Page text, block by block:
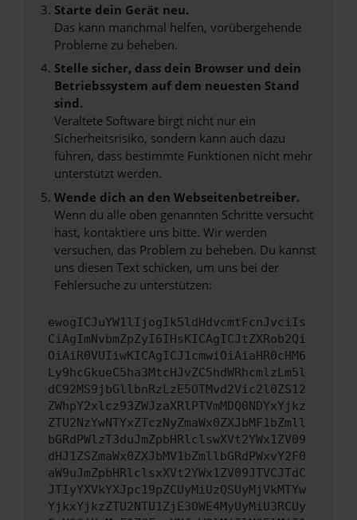
Starte dein Gerät neu.
Das kann manchmal helfen, vorübergehende
Probleme zu beheben.
Stelle sicher, dass dein Browser und dein
Betriebssystem auf dem neuesten Stand
sind.
Veraltete Software birgt nicht nur ein
Sicherheitsrisiko, sondern kann auch dazu
führen, dass bestimmte Funktionen nicht mehr
unterstützt werden.
Wende dich an den Webseitenbetreiber.
Wenn du alle oben genannten Schritte versucht
hast, kontaktiere uns bitte. Wir werden
versuchen, das Problem zu beheben. Du kannst
uns diesen Text schicken, um uns bei der
Fehlersuche zu unterstützen:
ewogICJuYW1lIjogIk5ldHdvcmtFcnJvciIs
CiAgImNvbmZpZyI6IHsKICAgICJtZXRob2Qi
OiAiR0VUIiwKICAgICJ1cmwiOiAiaHR0cHM6
Ly9hcGkueC5ha3MtcHJvZC5hdWRhcmlzLm5l
dC92MS9jbGllbnRzLzE5OTMvd2Vic2l0ZS12
ZWhpY2xlcz93ZWJzaXRlPTVmMDQ0NDYxYjkz
ZTU2NzYwNTYxZTczNyZmaWx0ZXJbMF1bZmll
bGRdPWlzT3duJmZpbHRlclswXVt2YWx1ZV09
dHJ1ZSZmaWx0ZXJbMV1bZmllbGRdPWxvY2F0
aW9uJmZpbHRlclsxXVt2YWx1ZV09JTVCJTdC
JTIyYXVkYXJpc19pZCUyMiUzQSUyMjVkMTYw
YjkxYjkzZTU2NTU1ZjE3OWE4MyUyMiU3RCUy